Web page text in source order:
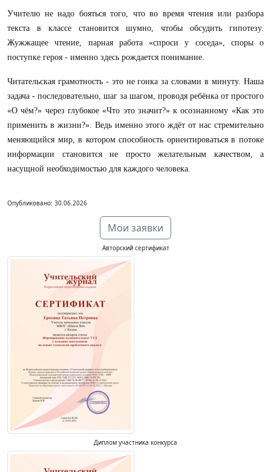
Учителю не надо бояться того, что во время чтения или разбора
текста в классе становится шумно, чтобы обсудить гипотезу.
Жужжащее чтение, парная работа «спроси у соседа», споры о
поступке героя - именно здесь рождается понимание.
Читательская грамотность - это не гонка за словами в минуту. Наша
задача - последовательно, шаг за шагом, проводя ребёнка от простого
«О чём?» через глубокое «Что это значит?» к осознанному «Как это
применить в жизни?». Ведь именно этого ждёт от нас стремительно
меняющийся мир, в котором способность ориентироваться в потоке
информации становится не просто желательным качеством, а
насущной необходимостью для каждого человека.
Опубликовано: 30.06.2026
Мои заявки
Авторский сертификат
Диплом участника конкурса